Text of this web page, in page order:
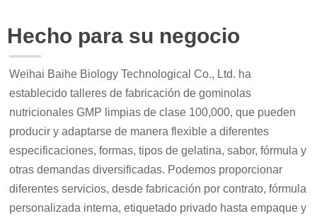
Hecho para su negocio
Weihai Baihe Biology Technological Co., Ltd. ha
establecido talleres de fabricación de gominolas
nutricionales GMP limpias de clase 100,000, que pueden
producir y adaptarse de manera flexible a diferentes
especificaciones, formas, tipos de gelatina, sabor, fórmula y
otras demandas diversificadas. Podemos proporcionar
diferentes servicios, desde fabricación por contrato, fórmula
personalizada interna, etiquetado privado hasta empaque y